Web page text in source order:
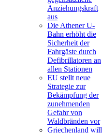
Anziehungskraft
aus
Die Athener U-
Bahn erhöht die
Sicherheit der
Fahrgäste durch
Defibrillatoren an
allen Stationen
EU stellt neue
Strategie zur
Bekämpfung der
zunehmenden
Gefahr von
Waldbränden vor
Griechenland will